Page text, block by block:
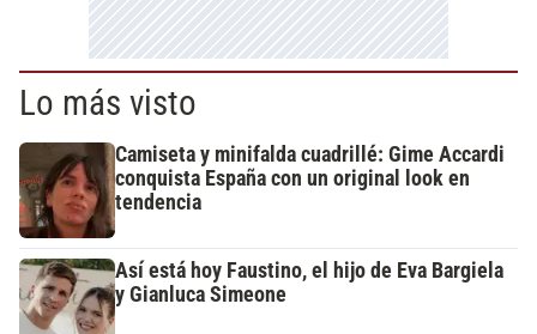
Lo más visto
Camiseta y minifalda cuadrillé: Gime Accardi
conquista España con un original look en
tendencia
Así está hoy Faustino, el hijo de Eva Bargiela
y Gianluca Simeone